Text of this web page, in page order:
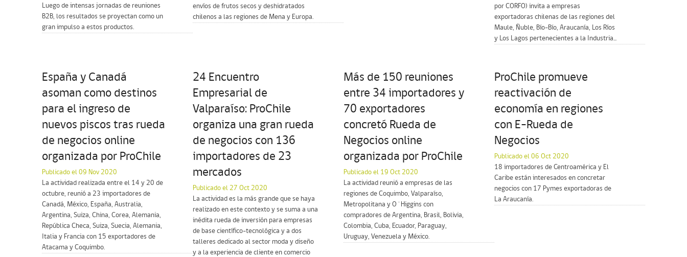
Luego de intensas jornadas de reuniones
B2B, los resultados se proyectan como un
gran impulso a estos productos.
envíos de frutos secos y deshidratados
chilenos a las regiones de Mena y Europa.
por CORFO) invita a empresas
exportadoras chilenas de las regiones del
Maule, Ñuble, Bío-Bío, Araucanía, Los Ríos
y Los Lagos pertenecientes a la Industria...
España y Canadá
asoman como destinos
para el ingreso de
nuevos piscos tras rueda
de negocios online
organizada por ProChile
Publicado el 09 Nov 2020
La actividad realizada entre el 14 y 20 de
octubre, reunió a 23 importadores de
Canadá, México, España, Australia,
Argentina, Suiza, China, Corea, Alemania,
República Checa, Suiza, Suecia, Alemania,
Italia y Francia con 15 exportadores de
Atacama y Coquimbo.
24 Encuentro
Empresarial de
Valparaíso: ProChile
organiza una gran rueda
de negocios con 136
importadores de 23
mercados
Publicado el 27 Oct 2020
La actividad es la más grande que se haya
realizado en este contexto y se suma a una
inédita rueda de inversión para empresas
de base científico-tecnológica y a dos
talleres dedicado al sector moda y diseño
y a la experiencia de cliente en comercio
Más de 150 reuniones
entre 34 importadores y
70 exportadores
concretó Rueda de
Negocios online
organizada por ProChile
Publicado el 19 Oct 2020
La actividad reunió a empresas de las
regiones de Coquimbo, Valparaíso,
Metropolitana y O´Higgins con
compradores de Argentina, Brasil, Bolivia,
Colombia, Cuba, Ecuador, Paraguay,
Uruguay, Venezuela y México.
ProChile promueve
reactivación de
economía en regiones
con E-Rueda de
Negocios
Publicado el 06 Oct 2020
18 importadores de Centroamérica y El
Caribe están interesados en concretar
negocios con 17 Pymes exportadoras de
La Araucanía.